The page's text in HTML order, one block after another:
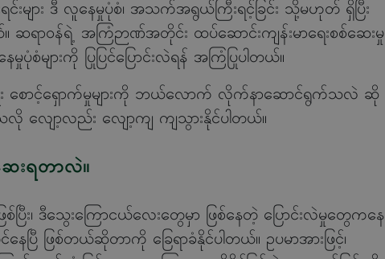
င်းများ ဒီ လူနေမှုပုံစံ၊ အသက်အရွယ်ကြီးရင့်ခြင်း သို့မဟုတ် ရှိပြီး
ဆရာဝန်ရဲ့ အကြံဉာဏ်အတိုင်း ထပ်ဆောင်းကျန်းမာရေးစစ်ဆေးမှု
စံများကို ပြုပြင်ပြောင်းလဲရန် အကြံပြုပါတယ်။
ရေး စောင့်ရှောက်မှုများကို ဘယ်လောက် လိုက်နာဆောင်ရွက်သလဲ ဆို
လျော့လည်း လျော့ကျ ကျသွားနိုင်ပါတယ်။
းရတာလဲ။
း၊ ဒီသွေးကြောငယ်လေးတွေမှာ ဖြစ်နေတဲ့ ပြောင်းလဲမှုတွေကနေ
ေပြီ ဖြစ်တယ်ဆိုတာကို ခြေရာခံနိုင်ပါတယ်။ ဥပမာအားဖြင့်၊